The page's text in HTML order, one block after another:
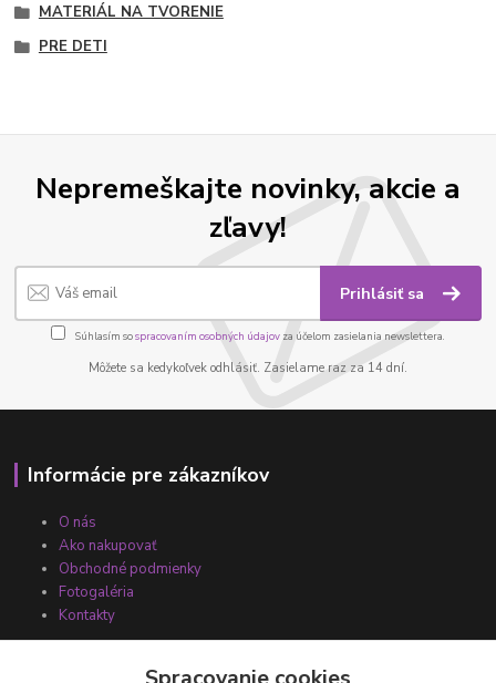
MATERIÁL NA TVORENIE
PRE DETI
Nepremeškajte novinky, akcie a
zľavy!
Prihlásiť sa
Súhlasím sospracovaním osobných údajov za účelom zasielania newslettera.
Môžete sa kedykoľvek odhlásiť. Zasielame raz za 14 dní.
Informácie pre zákazníkov
O nás
Ako nakupovať
Obchodné podmienky
Fotogaléria
Kontakty